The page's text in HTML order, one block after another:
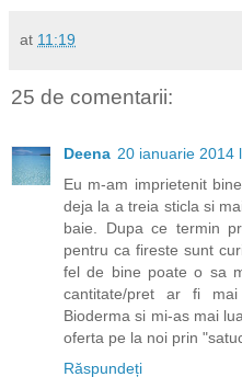
at 11:19
25 de comentarii:
Deena 20 ianuarie 2014
Eu m-am imprietenit
deja la a treia sticla si
baie. Dupa ce termin
pentru ca fireste sunt
fel de bine poate o sa
cantitate/pret ar fi
Bioderma si mi-as mai
oferta pe la noi prin
Răspundeți